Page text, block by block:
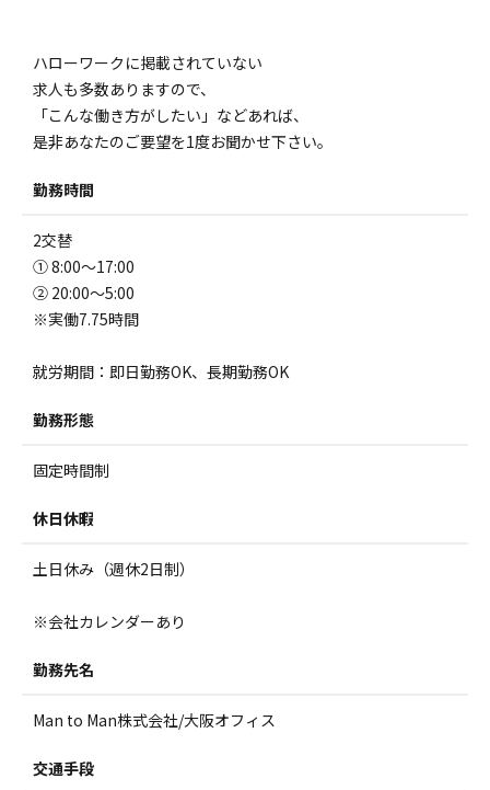
ハローワークに掲載されていない
求人も多数ありますので、
「こんな働き方がしたい」などあれば、
是非あなたのご要望を1度お聞かせ下さい。
勤務時間
2交替
① 8:00～17:00
② 20:00～5:00
※実働7.75時間
就労期間：即日勤務OK、長期勤務OK
勤務形態
固定時間制
休日休暇
土日休み（週休2日制）
※会社カレンダーあり
勤務先名
Man to Man株式会社/大阪オフィス
交通手段